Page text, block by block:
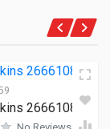
2666108